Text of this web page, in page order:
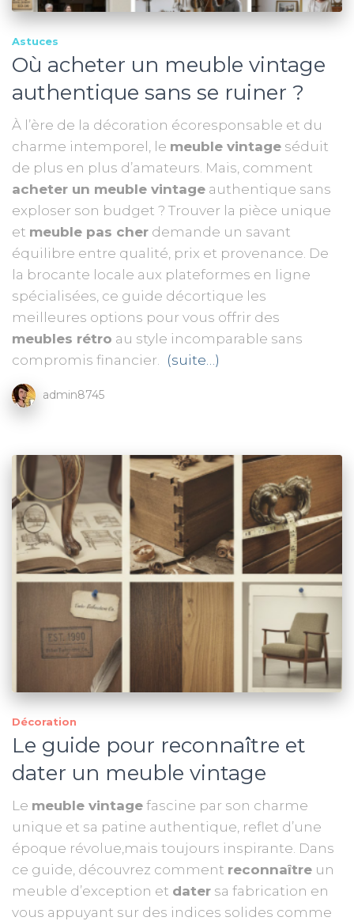
Astuces
Où acheter un meuble vintage
authentique sans se ruiner ?
À l’ère de la décoration écoresponsable et du
charme intemporel, le meuble vintage séduit
de plus en plus d’amateurs. Mais, comment
acheter un meuble vintage authentique sans
exploser son budget ? Trouver la pièce unique
et meuble pas cher demande un savant
équilibre entre qualité, prix et provenance. De
la brocante locale aux plateformes en ligne
spécialisées, ce guide décortique les
meilleures options pour vous offrir des
meubles rétro au style incomparable sans
compromis financier. (suite…)
admin8745
Décoration
Le guide pour reconnaître et
dater un meuble vintage
Le meuble vintage fascine par son charme
unique et sa patine authentique, reflet d’une
époque révolue,mais toujours inspirante. Dans
ce guide, découvrez comment reconnaître un
meuble d’exception et dater sa fabrication en
vous appuyant sur des indices solides comme